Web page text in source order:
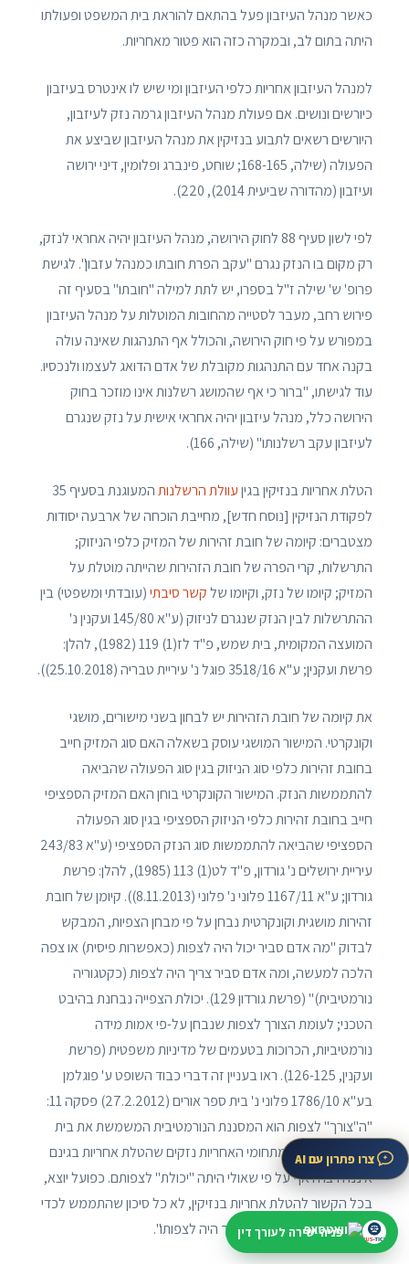
כאשר מנהל העיזבון פעל בהתאם להוראת בית המשפט ופעולתו
היתה בתום לב, ובמקרה כזה הוא פטור מאחריות.
למנהל העיזבון אחריות כלפי העיזבון ומי שיש לו אינטרס בעיזבון
כיורשים ונושים. אם פעולת מנהל העיזבון גרמה נזק לעיזבון,
היורשים רשאים לתבוע בנזיקין את מנהל העיזבון שביצע את
הפעולה (שילה, 168-165; שוחט, פינברג ופלומין, דיני ירושה
ועיזבון (מהדורה שביעית 2014), 220).
לפי לשון סעיף 88 לחוק הירושה, מנהל העיזבון יהיה אחראי לנזק,
רק מקום בו הנזק נגרם "עקב הפרת חובתו כמנהל עזבון". לגישת
פרופ' ש' שילה ז"ל בספרו, יש לתת למילה "חובתו" בסעיף זה
פירוש רחב, מעבר לסטייה מהחובות המוטלות על מנהל העיזבון
במפורש על פי חוק הירושה, והכולל אף התנהגות שאינה עולה
בקנה אחד עם התנהגות מקובלת של אדם הדואג לעצמו ולנכסיו.
עוד לגישתו, "ברור כי אף שהמושג רשלנות אינו מוזכר בחוק
הירושה כלל, מנהל עיזבון יהיה אחראי אישית על נזק שנגרם
לעיזבון עקב רשלנותו" (שילה, 166).
הטלת אחריות בנזיקין בגיןעוולת הרשלנות
המעוגנת בסעיף 35
לפקודת הנזיקין [נוסח חדש], מחייבת הוכחה של ארבעה יסודות
מצטברים: קיומה של חובת זהירות של המזיק כלפי הניזוק;
התרשלות, קרי הפרה של חובת הזהירות שהייתה מוטלת על
המזיק; קיומו של נזק, וקיומו שלקשר סיבתי(עובדתי ומשפטי) בין
ההתרשלות לבין הנזק שנגרם לניזוק (ע"א 145/80 ועקנין נ'
המועצה המקומית, בית שמש, פ"ד לז(1) 119 (1982), להלן:
פרשת ועקנין; ע"א 3518/16 פוגל נ' עיריית טבריה (25.10.2018)).
את קיומה של חובת הזהירות יש לבחון בשני מישורים, מושגי
וקונקרטי. המישור המושגי עוסק בשאלה האם סוג המזיק חייב
בחובת זהירות כלפי סוג הניזוק בגין סוג הפעולה שהביאה
להתממשות הנזק. המישור הקונקרטי בוחן האם המזיק הספציפי
חייב בחובת זהירות כלפי הניזוק הספציפי בגין סוג הפעולה
הספציפי שהביאה להתממשות סוג הנזק הספציפי (ע"א 243/83
עיריית ירושלים נ' גורדון, פ"ד לט(1) 113 (1985), להלן: פרשת
גורדון; ע"א 1167/11 פלוני נ' פלוני (8.11.2013)). קיומן של חובת
זהירות מושגית וקונקרטית נבחן על פי מבחן הצפיות, המבקש
לבדוק "מה אדם סביר יכול היה לצפות (כאפשרות פיסית) או צפה
הלכה למעשה, ומה אדם סביר צריך היה לצפות (כקטגוריה
נורמטיבית)" (פרשת גורדון 129). יכולת הצפייה נבחנת בהיבט
הטכני; לעומת הצורך לצפות שנבחן על-פי אמות מידה
נורמטיביות, הכרוכות בטעמים של מדיניות משפטית (פרשת
ועקנין, 126-125). ראו בעניין זה דברי כבוד השופט ע' פוגלמן
בע"א 1786/10 פלוני נ' בית ספר אורים (27.2.2012) פסקה 11:
"ה"צורך" לצפות הוא המסננת הנורמטיבית המשמשת את בית
המשפט להוציא מתחומי האחריות נזקים שהטלת אחריות בגינם
איננה רצויה אף על פי שאולי היתה "יכולת" לצפותם. כפועל יוצא,
בכל הקשור להטלת אחריות בנזיקין, לא כל סיכון שהתממש לכדי
נזק וניתן היה לצפותו, גם צריך היה לצפותו".
צרו פתרון עם AI
פניה ישירה לעורך דין